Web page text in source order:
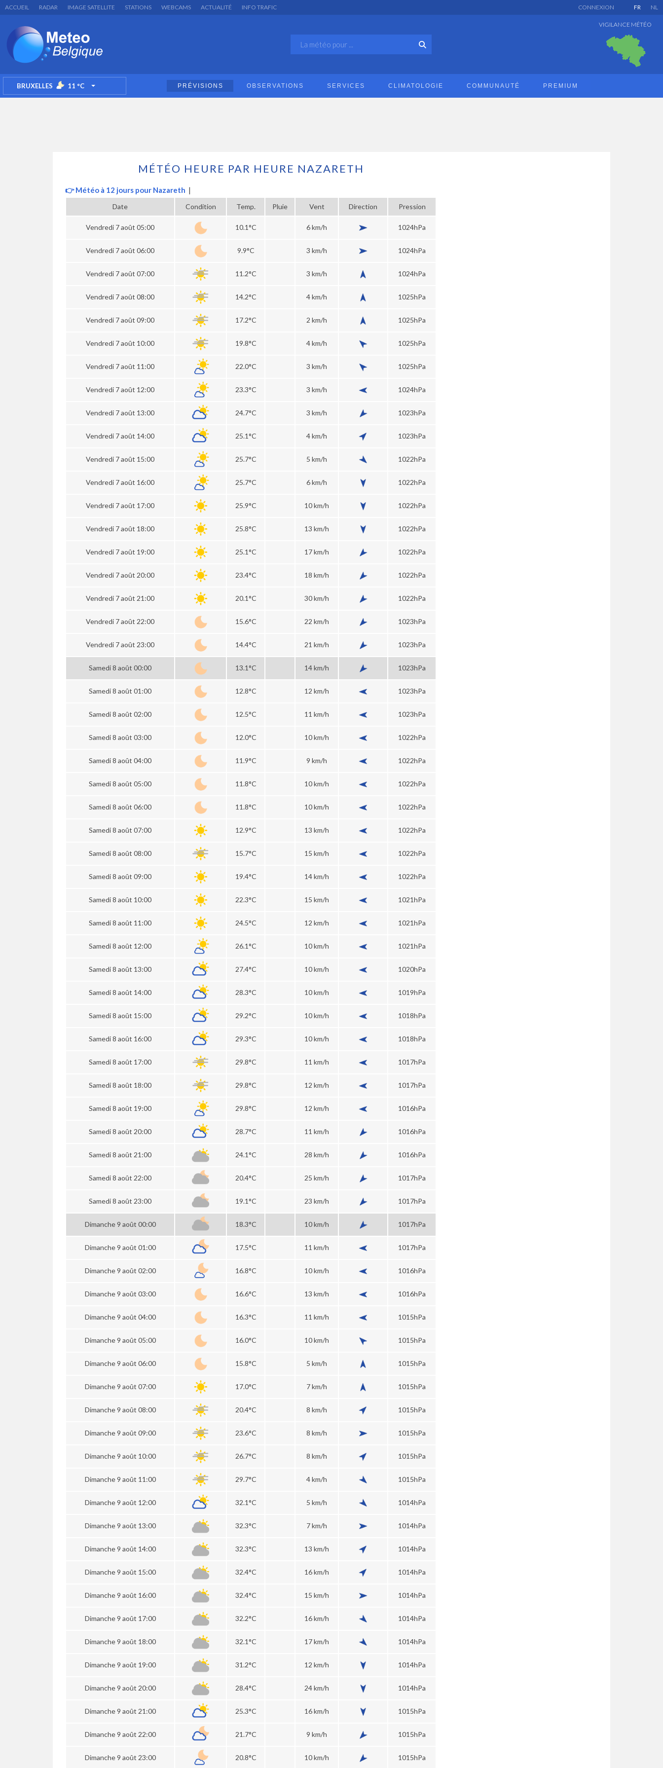
ACCUEIL RADAR IMAGE SATELLITE STATIONS WEBCAMS ACTUALITÉ INFO TRAFIC FR NL
CONNEXION
VIGILANCE MÉTÉO
BRUXELLES 11 °C TOGGLE DROPDOWN PRÉVISIONS OBSERVATIONS SERVICES CLIMATOLOGIE COMMUNAUTÉ PREMIUM
MÉTÉO HEURE PAR HEURE NAZARETH
👉 Météo à 12 jours pour Nazareth |
Date Condition Temp. Pluie Vent Direction Pression
Vendredi 7 août 05:00 10.1°C 6 km/h 1024hPa
Vendredi 7 août 06:00 9.9°C 3 km/h 1024hPa
Vendredi 7 août 07:00 11.2°C 3 km/h 1024hPa
Vendredi 7 août 08:00 14.2°C 4 km/h 1025hPa
Vendredi 7 août 09:00 17.2°C 2 km/h 1025hPa
Vendredi 7 août 10:00 19.8°C 4 km/h 1025hPa
Vendredi 7 août 11:00 22.0°C 3 km/h 1025hPa
Vendredi 7 août 12:00 23.3°C 3 km/h 1024hPa
Vendredi 7 août 13:00 24.7°C 3 km/h 1023hPa
Vendredi 7 août 14:00 25.1°C 4 km/h 1023hPa
Vendredi 7 août 15:00 25.7°C 5 km/h 1022hPa
Vendredi 7 août 16:00 25.7°C 6 km/h 1022hPa
Vendredi 7 août 17:00 25.9°C 10 km/h 1022hPa
Vendredi 7 août 18:00 25.8°C 13 km/h 1022hPa
Vendredi 7 août 19:00 25.1°C 17 km/h 1022hPa
Vendredi 7 août 20:00 23.4°C 18 km/h 1022hPa
Vendredi 7 août 21:00 20.1°C 30 km/h 1022hPa
Vendredi 7 août 22:00 15.6°C 22 km/h 1023hPa
Vendredi 7 août 23:00 14.4°C 21 km/h 1023hPa
Samedi 8 août 00:00 13.1°C 14 km/h 1023hPa
Samedi 8 août 01:00 12.8°C 12 km/h 1023hPa
Samedi 8 août 02:00 12.5°C 11 km/h 1023hPa
Samedi 8 août 03:00 12.0°C 10 km/h 1022hPa
Samedi 8 août 04:00 11.9°C 9 km/h 1022hPa
Samedi 8 août 05:00 11.8°C 10 km/h 1022hPa
Samedi 8 août 06:00 11.8°C 10 km/h 1022hPa
Samedi 8 août 07:00 12.9°C 13 km/h 1022hPa
Samedi 8 août 08:00 15.7°C 15 km/h 1022hPa
Samedi 8 août 09:00 19.4°C 14 km/h 1022hPa
Samedi 8 août 10:00 22.3°C 15 km/h 1021hPa
Samedi 8 août 11:00 24.5°C 12 km/h 1021hPa
Samedi 8 août 12:00 26.1°C 10 km/h 1021hPa
Samedi 8 août 13:00 27.4°C 10 km/h 1020hPa
Samedi 8 août 14:00 28.3°C 10 km/h 1019hPa
Samedi 8 août 15:00 29.2°C 10 km/h 1018hPa
Samedi 8 août 16:00 29.3°C 10 km/h 1018hPa
Samedi 8 août 17:00 29.8°C 11 km/h 1017hPa
Samedi 8 août 18:00 29.8°C 12 km/h 1017hPa
Samedi 8 août 19:00 29.8°C 12 km/h 1016hPa
Samedi 8 août 20:00 28.7°C 11 km/h 1016hPa
Samedi 8 août 21:00 24.1°C 28 km/h 1016hPa
Samedi 8 août 22:00 20.4°C 25 km/h 1017hPa
Samedi 8 août 23:00 19.1°C 23 km/h 1017hPa
Dimanche 9 août 00:00 18.3°C 10 km/h 1017hPa
Dimanche 9 août 01:00 17.5°C 11 km/h 1017hPa
Dimanche 9 août 02:00 16.8°C 10 km/h 1016hPa
Dimanche 9 août 03:00 16.6°C 13 km/h 1016hPa
Dimanche 9 août 04:00 16.3°C 11 km/h 1015hPa
Dimanche 9 août 05:00 16.0°C 10 km/h 1015hPa
Dimanche 9 août 06:00 15.8°C 5 km/h 1015hPa
Dimanche 9 août 07:00 17.0°C 7 km/h 1015hPa
Dimanche 9 août 08:00 20.4°C 8 km/h 1015hPa
Dimanche 9 août 09:00 23.6°C 8 km/h 1015hPa
Dimanche 9 août 10:00 26.7°C 8 km/h 1015hPa
Dimanche 9 août 11:00 29.7°C 4 km/h 1015hPa
Dimanche 9 août 12:00 32.1°C 5 km/h 1014hPa
Dimanche 9 août 13:00 32.3°C 7 km/h 1014hPa
Dimanche 9 août 14:00 32.3°C 13 km/h 1014hPa
Dimanche 9 août 15:00 32.4°C 16 km/h 1014hPa
Dimanche 9 août 16:00 32.4°C 15 km/h 1014hPa
Dimanche 9 août 17:00 32.2°C 16 km/h 1014hPa
Dimanche 9 août 18:00 32.1°C 17 km/h 1014hPa
Dimanche 9 août 19:00 31.2°C 12 km/h 1014hPa
Dimanche 9 août 20:00 28.4°C 24 km/h 1014hPa
Dimanche 9 août 21:00 25.3°C 16 km/h 1015hPa
Dimanche 9 août 22:00 21.7°C 9 km/h 1015hPa
Dimanche 9 août 23:00 20.8°C 10 km/h 1015hPa